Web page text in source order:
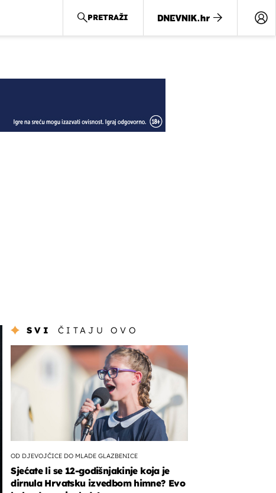
PRETRAŽI
SVI ČITAJU OVO
OD DJEVOJČICE DO MLADE GLAZBENICE
Sjećate li se 12-godišnjakinje koja je
dirnula Hrvatsku izvedbom himne? Evo